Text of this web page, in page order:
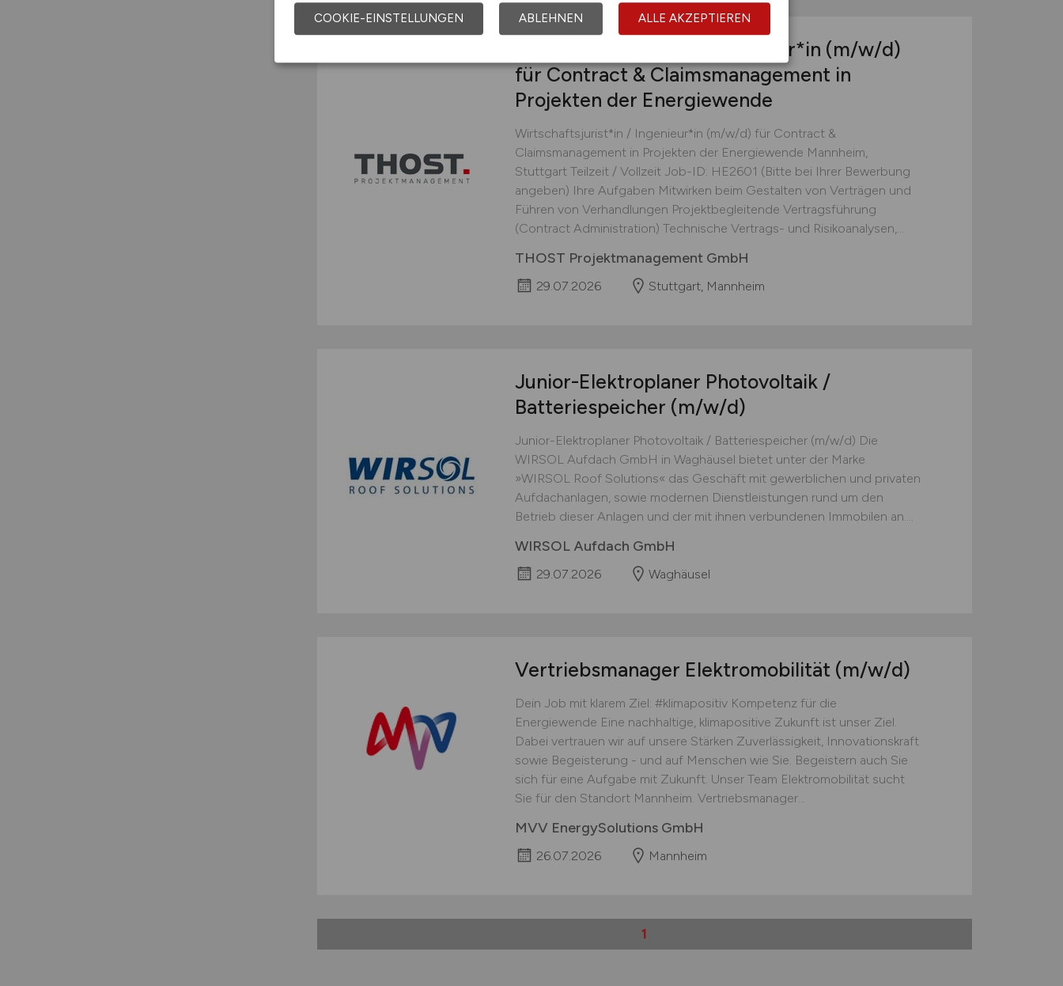
Wirtschaftsjurist*in / Ingenieur*in (m/w/d)
für Contract & Claimsmanagement in
Projekten der Energiewende
Wirtschaftsjurist*in / Ingenieur*in (m/w/d) für Contract &
Claimsmanagement in Projekten der Energiewende Mannheim,
Stuttgart Teilzeit / Vollzeit Job-ID: HE2601 (Bitte bei Ihrer Bewerbung
angeben) Ihre Aufgaben Mitwirken beim Gestalten von Verträgen und
Führen von Verhandlungen Projektbegleitende Vertragsführung
(Contract Administration) Technische Vertrags- und Risikoanalysen,...
THOST Projektmanagement GmbH
29.07.2026 Stuttgart, Mannheim
Junior-Elektroplaner Photovoltaik /
Batteriespeicher (m/w/d)
Junior-Elektroplaner Photovoltaik / Batteriespeicher (m/w/d) Die
WIRSOL Aufdach GmbH in Waghäusel bietet unter der Marke
»WIRSOL Roof Solutions« das Geschäft mit gewerblichen und privaten
Aufdachanlagen, sowie modernen Dienstleistungen rund um den
Betrieb dieser Anlagen und der mit ihnen verbundenen Immobilen an....
WIRSOL Aufdach GmbH
29.07.2026 Waghäusel
Vertriebsmanager Elektromobilität (m/w/d)
Dein Job mit klarem Ziel: #klimapositiv Kompetenz für die
Energiewende Eine nachhaltige, klimapositive Zukunft ist unser Ziel.
Dabei vertrauen wir auf unsere Stärken Zuverlässigkeit, Innovationskraft
sowie Begeisterung - und auf Menschen wie Sie. Begeistern auch Sie
sich für eine Aufgabe mit Zukunft. Unser Team Elektromobilität sucht
Sie für den Standort Mannheim. Vertriebsmanager...
MVV EnergySolutions GmbH
26.07.2026 Mannheim
1
COOKIE-EINSTELLUNGEN ABLEHNEN ALLE AKZEPTIEREN